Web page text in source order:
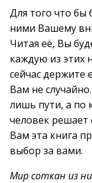
Для того что бы
ними Вашему
Читая её, Вы
каждую из этих
сейчас держите
Вам не
лишь пути, а по
человек решает
Вам эта книга
выбор за вами.
Мир соткан из